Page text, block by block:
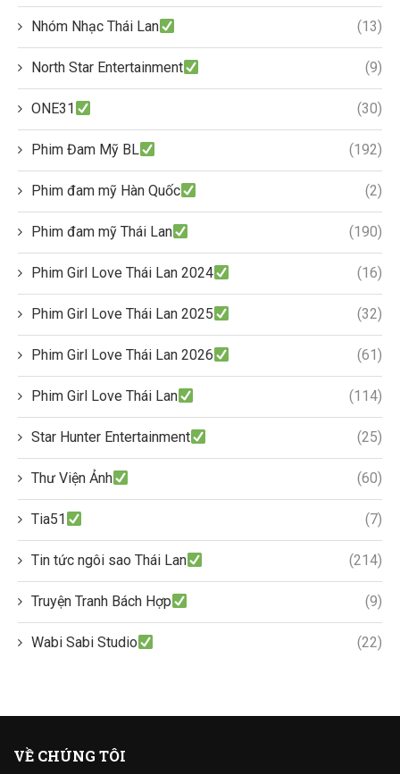
Nhóm Nhạc Thái Lan (13)
North Star Entertainment (9)
ONE31 (30)
Phim Đam Mỹ BL (192)
Phim đam mỹ Hàn Quốc (2)
Phim đam mỹ Thái Lan (190)
Phim Girl Love Thái Lan 2024 (16)
Phim Girl Love Thái Lan 2025 (32)
Phim Girl Love Thái Lan 2026 (61)
Phim Girl Love Thái Lan (114)
Star Hunter Entertainment (25)
Thư Viện Ảnh (60)
Tia51 (7)
Tin tức ngôi sao Thái Lan (214)
Truyện Tranh Bách Hợp (9)
Wabi Sabi Studio (22)
VỀ CHÚNG TÔI